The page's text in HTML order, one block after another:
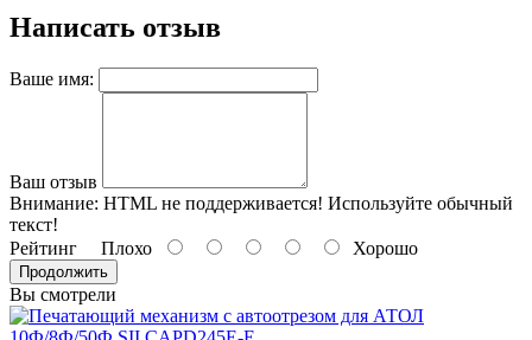
Написать отзыв
Ваше имя:
Ваш отзыв
Внимание: HTML не поддерживается! Используйте обычный
текст!
Рейтинг Плохо Хорошо
Продолжить
Вы смотрели